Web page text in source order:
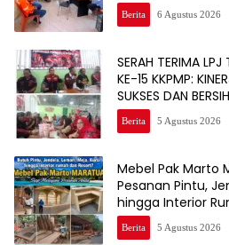
Berita 6 Agustus 2026
SERAH TERIMA
KE-15 KKPMP:
SUKSES DAN
KEUANGAN
Berita 5 Agustus 2026
Mebel Pak Marto
Pesanan Pintu,
hingga Interior
Berita 5 Agustus 2026